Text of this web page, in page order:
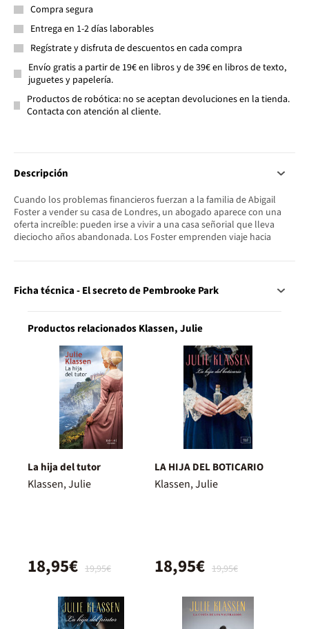
Compra segura
Entrega en 1-2 días laborables
Regístrate y disfruta de descuentos en cada compra
Envío gratis a partir de 19€ en libros y de 39€ en libros de texto,
juguetes y papelería.
Productos de robótica: no se aceptan devoluciones en la tienda.
Contacta con atención al cliente.
Descripción
Cuando los problemas financieros fuerzan a la familia de Abigail
Foster a vender su casa de Londres, un abogado aparece con una
oferta increíble: pueden irse a vivir a una casa señorial que lleva
dieciocho años abandonada. Los Foster emprenden viaje hacia
Ficha técnica - El secreto de Pembrooke Park
Productos relacionados Klassen, Julie
La hija del tutor
Klassen, Julie
19,95€
18,95€
LA HIJA DEL BOTICARIO
Klassen, Julie
19,95€
18,95€